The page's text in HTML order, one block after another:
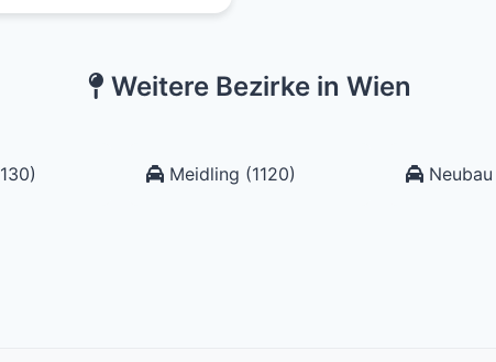
Weitere Bezirke in Wien
Meidling (1120) Neubau